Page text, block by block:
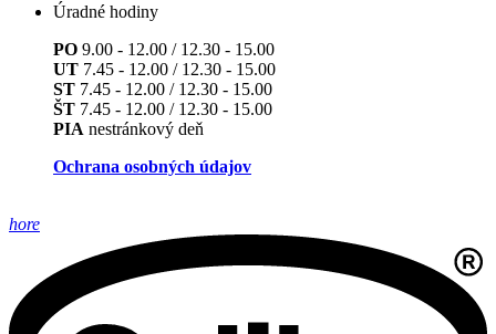
Úradné hodiny
PO 9.00 - 12.00 / 12.30 - 15.00
UT 7.45 - 12.00 / 12.30 - 15.00
ST 7.45 - 12.00 / 12.30 - 15.00
ŠT 7.45 - 12.00 / 12.30 - 15.00
PIA nestránkový deň
Ochrana osobných údajov
hore